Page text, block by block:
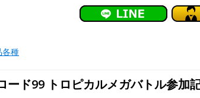
各種
ド99 トロピカルメガバトル参加記